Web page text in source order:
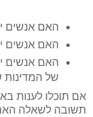
האם אנשים
האם אנשים
האם אנשים
של המדינות
אם תוכלו לענות
תשובה לשאלה האם